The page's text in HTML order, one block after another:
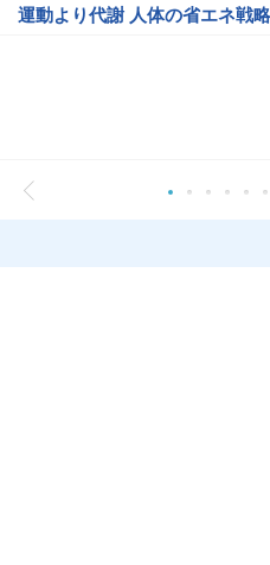
運動より代謝 人体の省エネ戦略